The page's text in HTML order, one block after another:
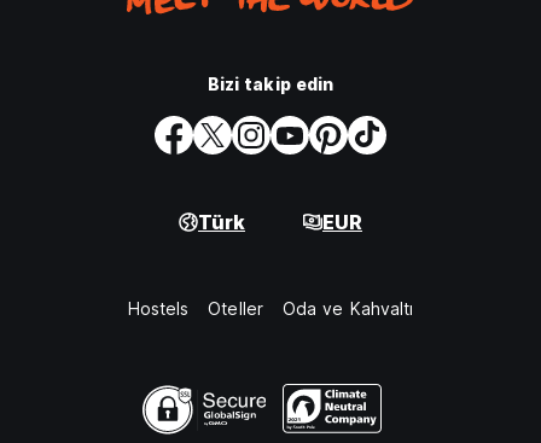
Bizi takip edin
Türk EUR
Hostels Oteller Oda ve Kahvaltı